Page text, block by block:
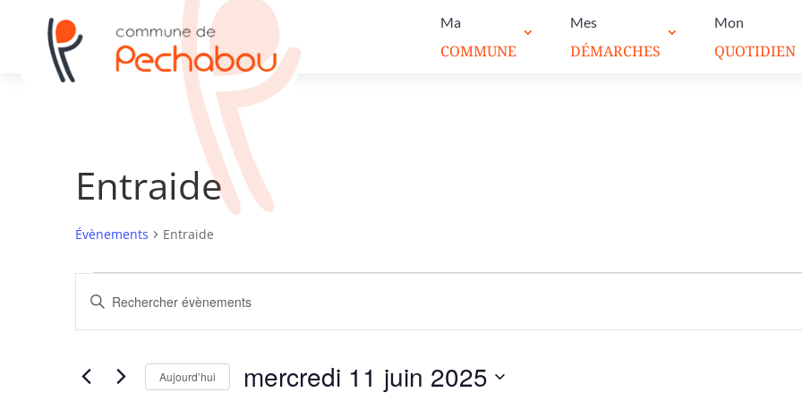
Ma
COMMUNE
Mes
DÉMARCHES
Mon
QUOTIDIEN
Entraide
Évènements Entraide
Évènements
for
mercredi
juin
Recherche
et
navigation
vues
Saisir
clé.
Évènements
Aujourd’hui mercredi 11 juin 2025